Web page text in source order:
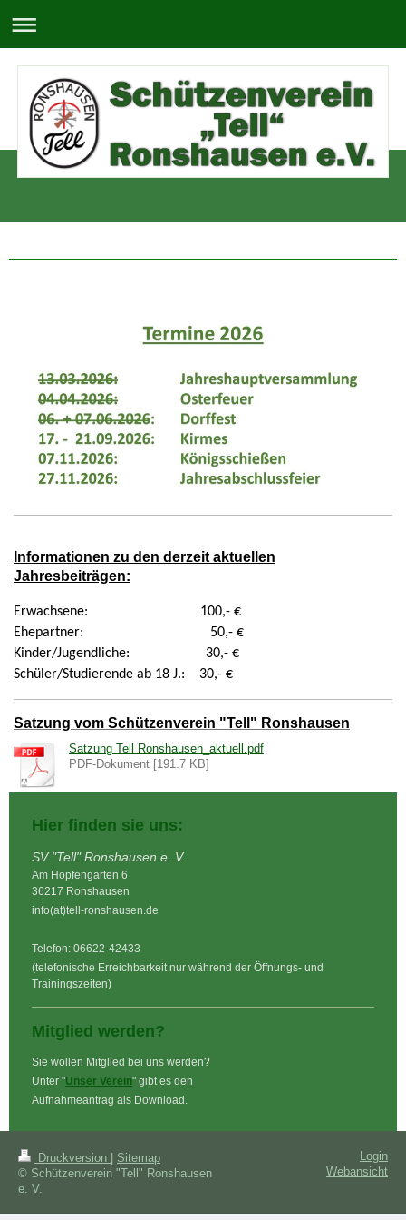
Informationen zu den derzeit aktuellen
Jahresbeiträgen:
Erwachsene: 100,- €
Ehepartner: 50,- €
Kinder/Jugendliche: 30,- €
Schüler/Studierende ab 18 J.: 30,- €
Satzung vom Schützenverein "Tell" Ronshausen
Satzung Tell Ronshausen_aktuell.pdf
PDF-Dokument [191.7 KB]
Hier finden sie uns:
SV "Tell" Ronshausen e. V.
Am Hopfengarten 6
36217 Ronshausen
info(at)tell-ronshausen.de
Telefon: 06622-42433
(telefonische Erreichbarkeit nur während der Öffnungs- und
Trainingszeiten)
Mitglied werden?
Sie wollen Mitglied bei uns werden?
Unter "Unser Verein" gibt es den
Aufnahmeantrag als Download.
Druckversion
Sitemap
© Schützenverein "Tell" Ronshausen
e. V.
Login
Webansicht